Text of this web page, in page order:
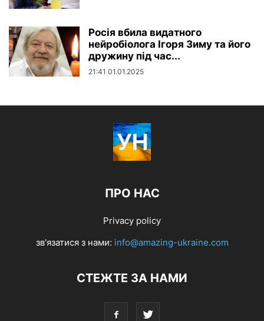
Росія вбила видатного
нейробіолога Ігоря Зиму та його
дружину під час...
21:41 01.01.2025
ПРО НАС
Privacy policy
зв'язатися з нами: info@amazing-ukraine.com
СТЕЖТЕ ЗА НАМИ